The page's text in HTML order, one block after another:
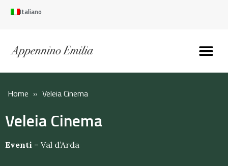
Italiano
Home » Veleia Cinema
Veleia Cinema
Eventi – Val d’Arda